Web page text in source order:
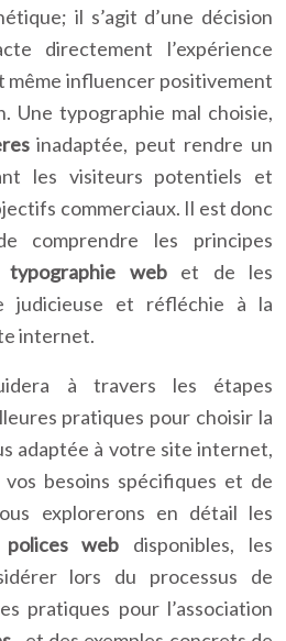
il s’agit d’une décision
directement l’expérience
même influencer positivement
Une typographie mal choisie,
inadaptée, peut rendre un
les visiteurs potentiels et
commerciaux. Il est donc
comprendre les principes
typographie web et de les
judicieuse et réfléchie à la
internet.
à travers les étapes
pratiques pour choisir la
adaptée à votre site internet,
besoins spécifiques et de
explorerons en détail les
polices web disponibles, les
lors du processus de
pratiques pour l’association